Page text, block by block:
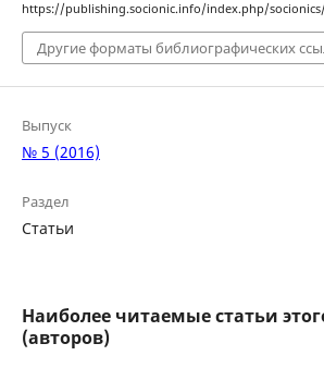
https://publishing.socionic.info/index.php/
Другие форматы библиографических
Выпуск
№ 5 (2016)
Раздел
Статьи
Наиболее читаемые статьи
(авторов)